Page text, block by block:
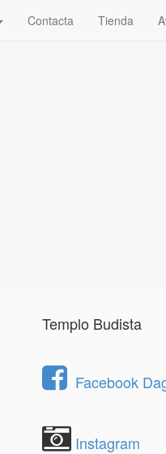
Contacta Tienda
Templo Budista
Facebook
Instagram